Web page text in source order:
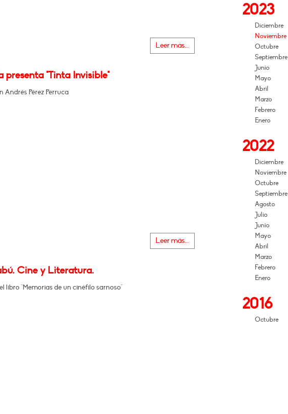
Leer más...
presenta "Tinta Invisible"
Andrés Pérez Perruca
Leer más...
Cine y Literatura.
libro "Memorias de un cinéfilo sarnoso"
2023
Diciembre
Noviembre
Octubre
Septiembre
Junio
Mayo
Abril
Marzo
Febrero
Enero
2022
Diciembre
Noviembre
Octubre
Septiembre
Agosto
Julio
Junio
Mayo
Abril
Marzo
Febrero
Enero
2016
Octubre